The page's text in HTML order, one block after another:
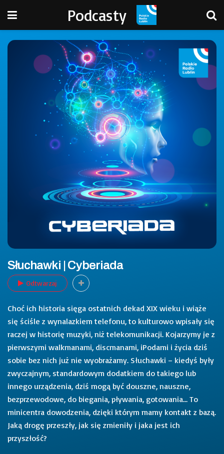
Podcasty
Słuchawki | Cyberiada
Odtwarzaj
Choć ich historia sięga ostatnich dekad XIX wieku i wiąże
się ściśle z wynalazkiem telefonu, to kulturowo wpisały się
raczej w historię muzyki, niż telekomunikacji. Kojarzymy je z
pierwszymi walkmanami, discmanami, iPodami i życia dziś
sobie bez nich już nie wyobrażamy. Słuchawki – kiedyś były
zwyczajnym, standardowym dodatkiem do takiego lub
innego urządzenia, dziś mogą być douszne, nauszne,
bezprzewodowe, do biegania, pływania, gotowania… To
minicentra dowodzenia, dzięki którym mamy kontakt z bazą.
Jaką drogę przeszły, jak się zmieniły i jaka jest ich
przyszłość?